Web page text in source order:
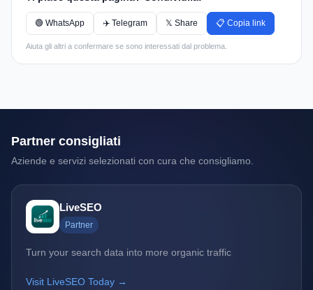
🟢 WhatsApp ✈️ Telegram 𝕏 Share 📋 Copia link
Aiuta gli altri a confermare se sono interessati dal problema.
Partner consigliati
Aziende e servizi selezionati con cura che consigliamo.
LiveSEO
Partner
Turn your search data into more organic traffic
Visit LiveSEO Today →